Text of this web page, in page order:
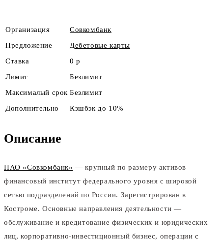
Организация
Совкомбанк
Предложение
Дебетовые карты
Ставка
0 р
Лимит
Безлимит
Максималый срок Безлимит
Дополнительно
Кэшбэк до 10%
Описание
ПАО «Совкомбанк» — крупный по размеру активов
финансовый институт федерального уровня с широкой
сетью подразделений по России. Зарегистрирован в
Костроме. Основные направления деятельности —
обслуживание и кредитование физических и юридических
лиц, корпоративно-инвестиционный бизнес, операции с